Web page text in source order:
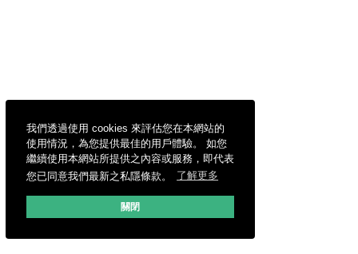
我們透過使用 cookies 來評估您在本網站的
使用情況，為您提供最佳的用戶體驗。 如您
繼續使用本網站所提供之內容或服務，即代表
您已同意我們最新之私隱條款。
了解更多
關閉